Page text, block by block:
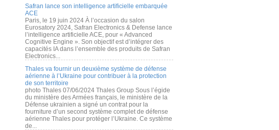
Safran lance son intelligence artificielle embarquée
ACE
Paris, le 19 juin 2024 À l’occasion du salon
Eurosatory 2024, Safran Electronics & Defense lance
l’intelligence artificielle ACE, pour « Advanced
Cognitive Engine ». Son objectif est d’intégrer des
capacités IA dans l’ensemble des produits de Safran
Electronics...
Thales va fournir un deuxième système de défense
aérienne à l’Ukraine pour contribuer à la protection
de son territoire
photo Thales 07/06/2024 Thales Group Sous l’égide
du ministère des Armées français, le ministère de la
Défense ukrainien a signé un contrat pour la
fourniture d’un second système complet de défense
aérienne Thales pour protéger l’Ukraine. Ce système
de...